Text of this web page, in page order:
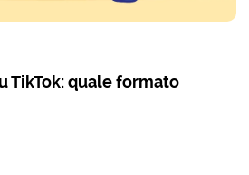
TikTok: quale formato